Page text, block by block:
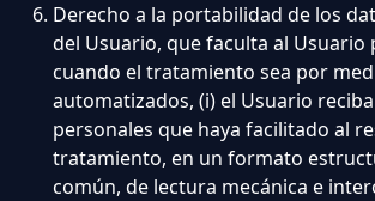
Derecho a la portabilidad de los
del Usuario, que faculta al Usuario
cuando el tratamiento sea por
automatizados, (i) el Usuario
personales que haya facilitado al
tratamiento, en un formato
común, de lectura mecánica e